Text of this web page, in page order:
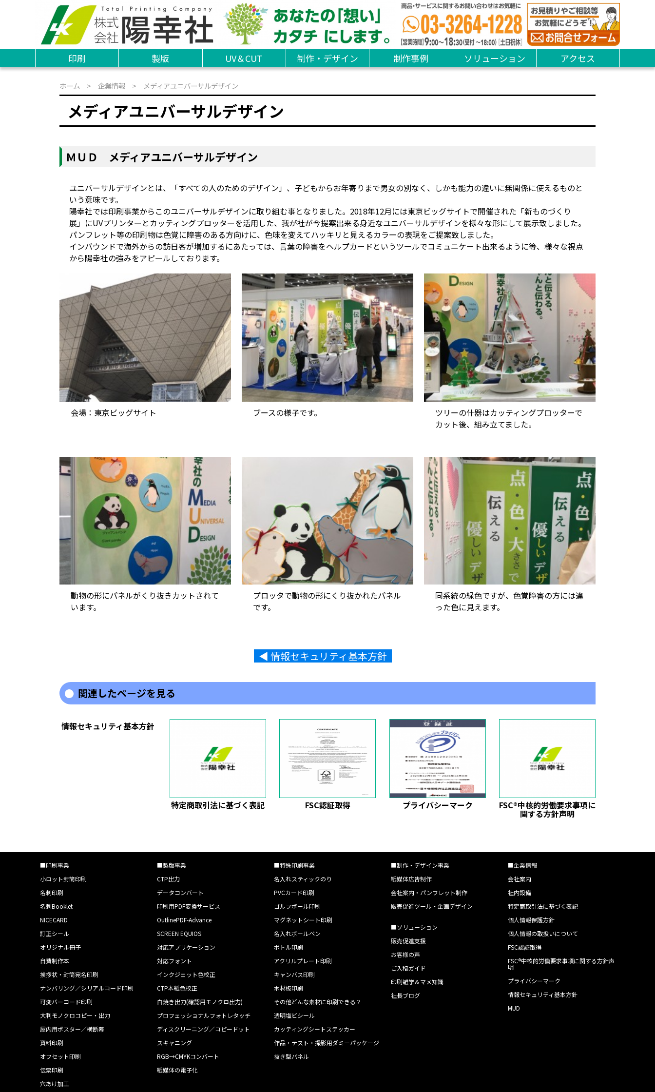
印刷 製版 UV＆CUT 制作・デザイン 制作事例 ソリューション アクセス
ホーム > 企業情報 > メディアユニバーサルデザイン
メディアユニバーサルデザイン
ＭＵＤ メディアユニバーサルデザイン
ユニバーサルデザインとは、「すべての人のためのデザイン」、子どもからお年寄りまで男女の別なく、しかも能力の違いに無関係に使えるものと
いう意味です。
陽幸社では印刷事業からこのユニバーサルデザインに取り組む事となりました。2018年12月には東京ビッグサイトで開催された「新ものづくり
展」にUVプリンターとカッティングプロッターを活用した、我が社が今提案出来る身近なユニバーサルデザインを様々な形にして展示致しました。
パンフレット等の印刷物は色覚に障害のある方向けに、色味を変えてハッキリと見えるカラーの表現をご提案致しました。
インバウンドで海外からの訪日客が増加するにあたっては、言葉の障害をヘルプカードというツールでコミュニケート出来るように等、様々な視点
から陽幸社の強みをアピールしております。
会場：東京ビッグサイト ブースの様子です。
ツリーの什器はカッティングプロッターで
カット後、組み立てました。
動物の形にパネルがくり抜きカットされて
います。
プロッタで動物の形にくり抜かれたパネル
です。
同系統の緑色ですが、色覚障害の方には違
った色に見えます。
◀︎ 情報セキュリティ基本方針
関連したページを見る
情報セキュリティ基本方針
特定商取引法に基づく表記 FSC認証取得 プライバシーマーク FSC®中核的労働要求事項に
関する方針声明
■印刷事業
小ロット封筒印刷
名刺印刷
名刺Booklet
NICECARD
訂正シール
オリジナル冊子
自費制作本
挨拶状・封筒宛名印刷
ナンバリング／シリアルコード印刷
可変バーコード印刷
大判モノクロコピー・出力
屋内用ポスター／横断幕
資料印刷
オフセット印刷
伝票印刷
穴あけ加工
■製版事業
CTP出力
データコンバート
印刷用PDF変換サービス
OutlinePDF-Advance
SCREEN EQUIOS
対応アプリケーション
対応フォント
インクジェット色校正
CTP本紙色校正
白焼き出力(確認用モノクロ出力)
プロフェッショナルフォトレタッチ
ディスクリーニング／コピードット
スキャニング
RGB→CMYKコンバート
紙媒体の電子化
■特殊印刷事業
名入れスティックのり
PVCカード印刷
ゴルフボール印刷
マグネットシート印刷
名入れボールペン
ボトル印刷
アクリルプレート印刷
キャンバス印刷
木材板印刷
その他どんな素材に印刷できる？
透明塩ビシール
カッティングシートステッカー
作品・テスト・撮影用ダミーパッケージ
抜き型パネル
■制作・デザイン事業
紙媒体広告制作
会社案内・パンフレット制作
販売促進ツール・企画デザイン
■ソリューション
販売促進支援
お客様の声
ご入稿ガイド
印刷雑学＆マメ知識
社長ブログ
■企業情報
会社案内
社内設備
特定商取引法に基づく表記
個人情報保護方針
個人情報の取扱いについて
FSC認証取得
FSC®中核的労働要求事項に関する方針声
明
プライバシーマーク
情報セキュリティ基本方針
MUD